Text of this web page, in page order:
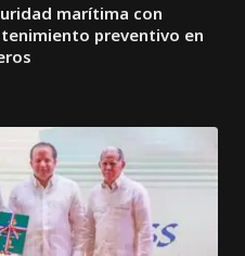
marítima con
preventivo en